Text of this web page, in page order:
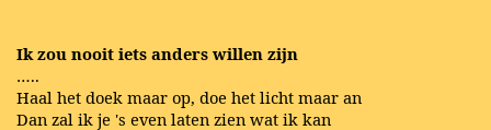
Ik zou nooit iets anders willen zijn
…..
Haal het doek maar op, doe het licht maar an
Dan zal ik je 's even laten zien wat ik kan